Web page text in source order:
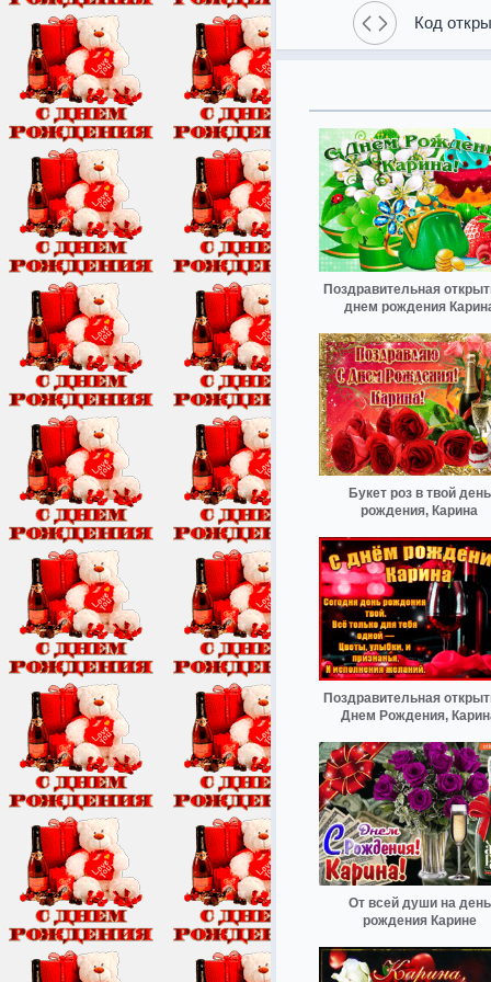
Код
Поздравительная
днем рождения
Букет роз в твой день
рождения, Карина
Поздравительная
Днем Рождения,
От всей души на день
рождения Карине